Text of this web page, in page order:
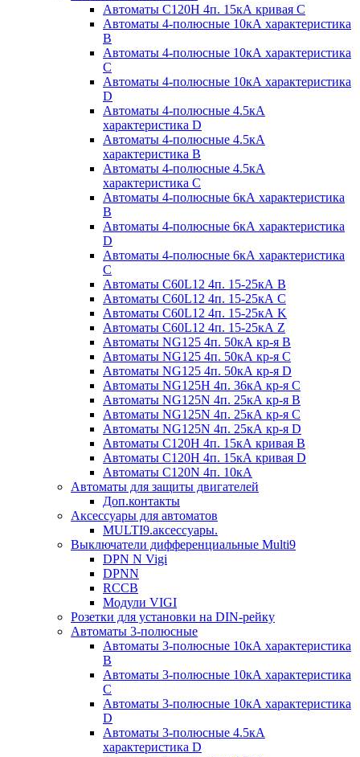
Автоматы С120H 4п. 15кА кривая C
Автоматы 4-полюсные 10кА характеристика
B
Автоматы 4-полюсные 10кА характеристика
C
Автоматы 4-полюсные 10кА характеристика
D
Автоматы 4-полюсные 4.5кА
характеристика D
Автоматы 4-полюсные 4.5кА
характеристика В
Автоматы 4-полюсные 4.5кА
характеристика С
Автоматы 4-полюсные 6кА характеристика
B
Автоматы 4-полюсные 6кА характеристика
D
Автоматы 4-полюсные 6кА характеристика
С
Автоматы C60L12 4п. 15-25кА B
Автоматы C60L12 4п. 15-25кА C
Автоматы C60L12 4п. 15-25кА K
Автоматы C60L12 4п. 15-25кА Z
Автоматы NG125 4п. 50кА кр-я B
Автоматы NG125 4п. 50кА кр-я C
Автоматы NG125 4п. 50кА кр-я D
Автоматы NG125H 4п. 36кА кр-я C
Автоматы NG125N 4п. 25кА кр-я B
Автоматы NG125N 4п. 25кА кр-я C
Автоматы NG125N 4п. 25кА кр-я D
Автоматы С120H 4п. 15кА кривая B
Автоматы С120H 4п. 15кА кривая D
Автоматы С120N 4п. 10кА
Автоматы для защиты двигателей
Доп.контакты
Аксессуары для автоматов
MULTI9.аксессуары.
Выключатели дифференциальные Multi9
DPN N Vigi
DPNN
RCCB
Модули VIGI
Розетки для установки на DIN-рейку
Автоматы 3-полюсные
Автоматы 3-полюсные 10кА характеристика
B
Автоматы 3-полюсные 10кА характеристика
C
Автоматы 3-полюсные 10кА характеристика
D
Автоматы 3-полюсные 4.5кА
характеристика D